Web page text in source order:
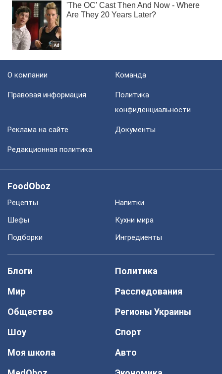
О компании Команда
Правовая информация
Политика
конфиденциальности
Реклама на сайте Документы
Редакционная политика
FoodOboz
Рецепты
Напитки
Шефы
Кухни мира
Подборки
Ингредиенты
Блоги
Политика
Мир
Расследования
Общество
Регионы Украины
Шоу
Спорт
Моя школа
Авто